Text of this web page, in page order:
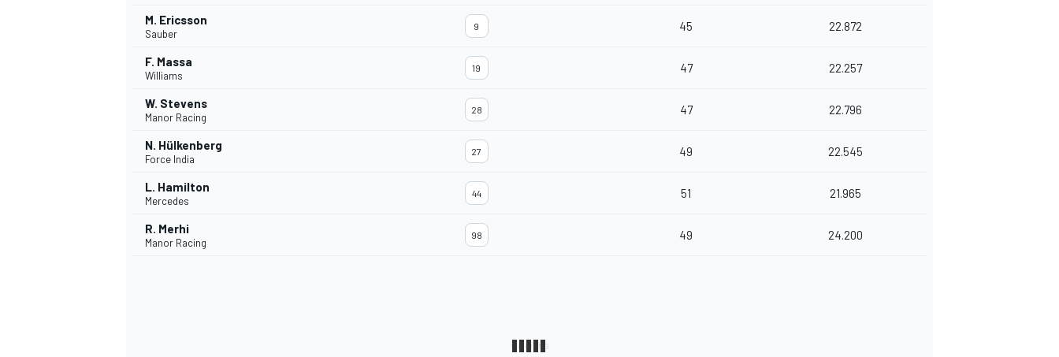
M. Ericsson
Sauber
9 45 22.872
F. Massa
Williams
19 47 22.257
W. Stevens
Manor Racing
28 47 22.796
N. Hülkenberg
Force India
27 49 22.545
L. Hamilton
Mercedes
44 51 21.965
R. Merhi
Manor Racing
98 49 24.200